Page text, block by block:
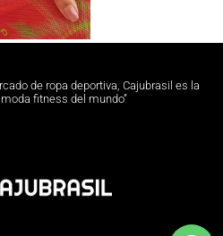
de ropa deportiva, Cajubrasil es la
fitness del mundo”